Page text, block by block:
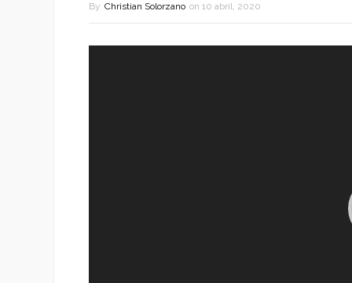
By Christian Solorzano on 10 abril, 2020